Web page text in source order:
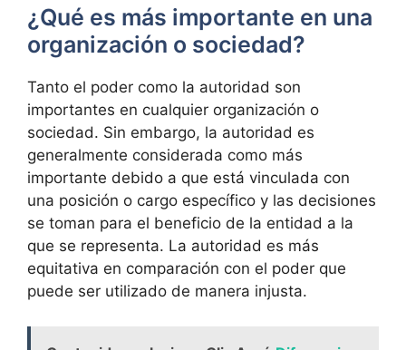
¿Qué es más importante en una
organización o sociedad?
Tanto el poder como la autoridad son
importantes en cualquier organización o
sociedad. Sin embargo, la autoridad es
generalmente considerada como más
importante debido a que está vinculada con
una posición o cargo específico y las decisiones
se toman para el beneficio de la entidad a la
que se representa. La autoridad es más
equitativa en comparación con el poder que
puede ser utilizado de manera injusta.